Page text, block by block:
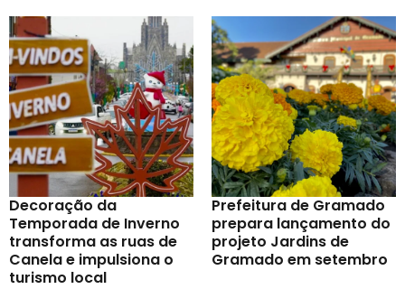
Decoração da
Temporada de Inverno
transforma as ruas de
Canela e impulsiona o
turismo local
Prefeitura de Gramado
prepara lançamento do
projeto Jardins de
Gramado em setembro